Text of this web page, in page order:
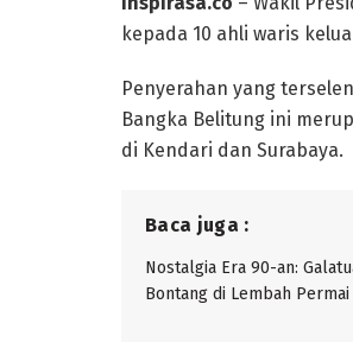
kepada 10 ahli waris
Penyerahan yang
Bangka Belitung ini
di Kendari dan Surabaya.
Baca juga :
Nostalgia Era 90-an:
Bontang di Lembah Permai